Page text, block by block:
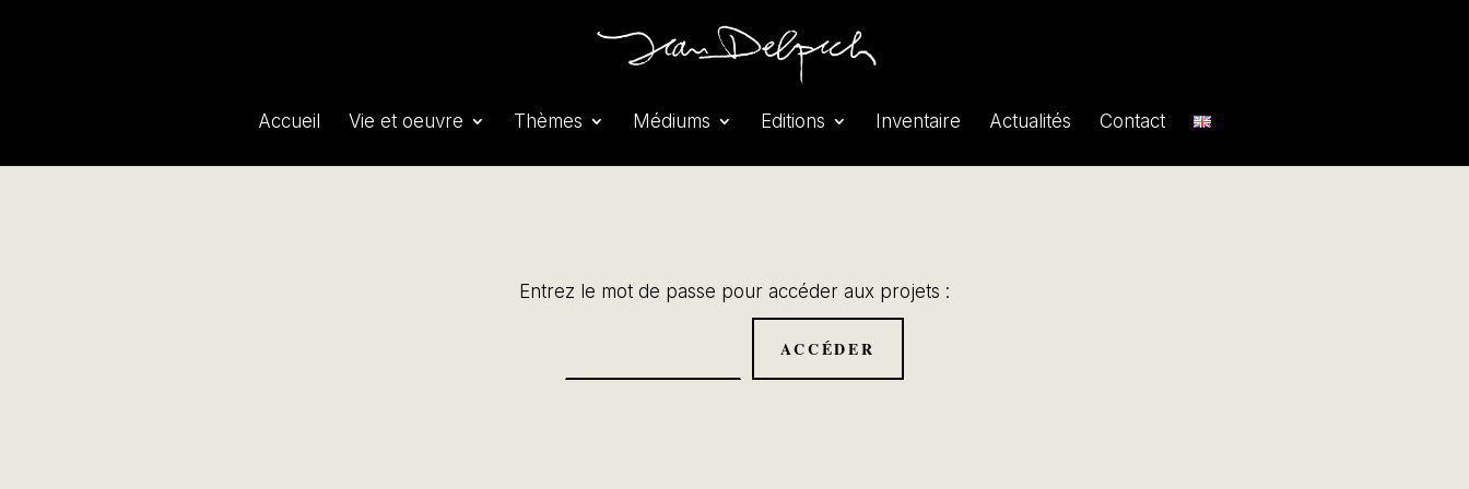
Accueil Vie et oeuvre Thèmes Médiums Editions Inventaire Actualités Contact
Entrez le mot de passe pour accéder aux projets :